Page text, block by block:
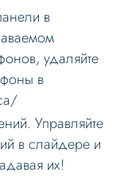
в
удаляйте
в
Управляйте
в слайдере и
их!